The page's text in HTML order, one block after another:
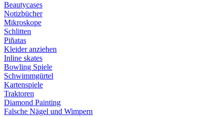
Beautycases
Notizbücher
Mikroskope
Schlitten
Piñatas
Kleider anziehen
Inline skates
Bowling Spiele
Schwimmgürtel
Kartenspiele
Traktoren
Diamond Painting
Falsche Nägel und Wimpern